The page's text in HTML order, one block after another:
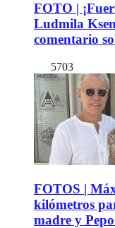
FOTO |
Ludmila
comentario
5703
FOTOS |
kilómetros
madre y